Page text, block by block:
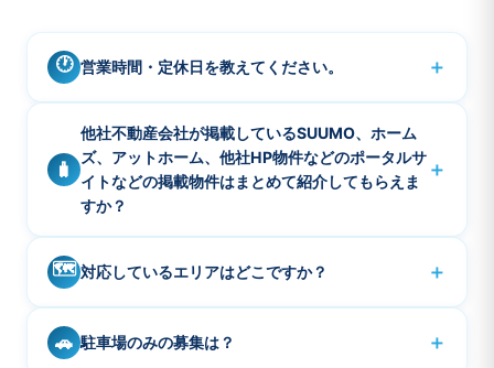
🕐 営業時間・定休日を教えてください。 ＋
日、年末年始などです。
🧳
他社不動産会社が掲載しているSUUMO、ホーム
ズ、アットホーム、他社HP物件などのポータルサ
イトなどの掲載物件はまとめて紹介してもらえま
すか？
＋
あればまとめて確認も可能です。本当に募集している
🗺️ 対応しているエリアはどこですか？ ＋
崎、五反田、東京湾岸有明、お台場、豊洲周辺を中心に
🚗 駐車場のみの募集は？ ＋